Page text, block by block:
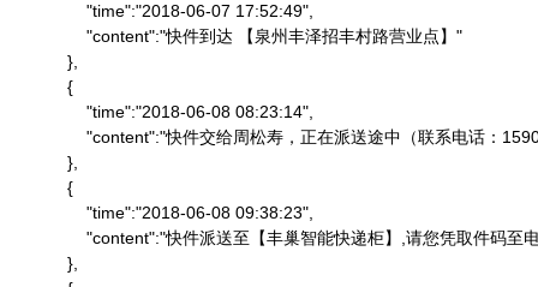
                "time":"2018-06-07 17:52:49",
                "content":"快件到达 【泉州丰泽招丰村路营业点】"
            },
            {
                "time":"2018-06-08 08:23:14",
"content":"快件交给周松寿，正在派送途中（联系电话：
            },
            {
                "time":"2018-06-08 09:38:23",
"content":"快件派送至【丰巢智能快递柜】,请您凭取件
            },